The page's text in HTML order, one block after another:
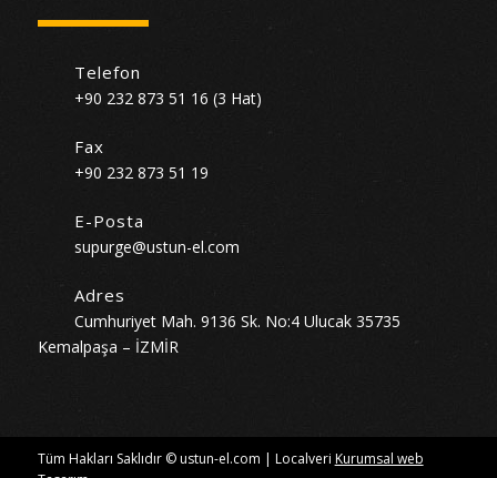
Telefon
+90 232 873 51 16 (3 Hat)
Fax
+90 232 873 51 19
E-Posta
supurge@ustun-el.com
Adres
Cumhuriyet Mah. 9136 Sk. No:4 Ulucak 35735
Kemalpaşa – İZMİR
Tüm Hakları Saklıdır © ustun-el.com | Localveri Kurumsal web